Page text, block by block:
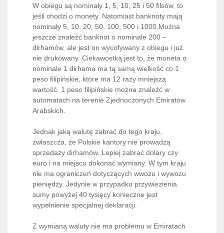
W obiegu są nominały 1, 5, 10, 25 i 50 filsów, to
jeśli chodzi o monety. Natomiast banknoty mają
nominały 5, 10, 20, 50, 100, 500 i 1000.Można
jeszcze znaleźć banknot o nominale 200 –
dirhamów, ale jest on wycofywany z obiegu i już
nie drukowany. Ciekawostką jest to, że moneta o
nominale 1 dirhama ma tą samą wielkość co 1
peso filipińskie, które ma 12 razy mniejszą
wartość. 1 peso filipińskie można znaleźć w
automatach na terenie Zjednoczonych Emiratów
Arabskich.
Jednak jaką walutę zabrać do tego kraju,
zwłaszcza, że Polskie kantory nie prowadzą
sprzedaży dirhamów. Lepiej zabrać dolary czy
euro i na miejscu dokonać wymiany. W tym kraju
nie ma ograniczeń dotyczących wwozu i wywozu
pieniędzy. Jedynie w przypadku przywiezienia
sumy powyżej 40 tysięcy konieczne jest
wypełnienie specjalnej deklaracji.
Z wymianą waluty nie ma problemu w Emiratach